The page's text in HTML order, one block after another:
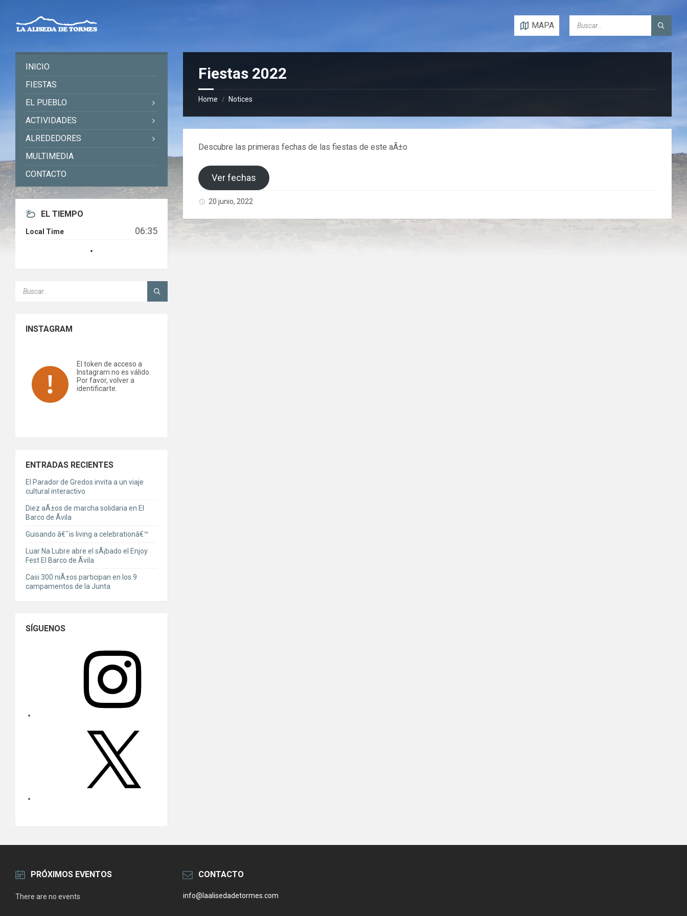
content
sidebar
footer
MAPA
Fiestas 2022
Home / Notices
Descubre las primeras fechas de las fiestas de este aÃ±o
Ver fechas
20 junio, 2022
INICIO
FIESTAS
EL PUEBLO
ACTIVIDADES
ALREDEDORES
MULTIMEDIA
CONTACTO
EL TIEMPO
Local Time 06:35
INSTAGRAM
El token de acceso a
Instagram no es válido.
Por favor, volver a
identificarte.
ENTRADAS RECIENTES
El Parador de Gredos invita a un viaje
cultural interactivo
Diez aÃ±os de marcha solidaria en El
Barco de Ãvila
Guisando â€˜is living a celebrationâ€™
Luar Na Lubre abre el sÃ¡bado el Enjoy
Fest El Barco de Ãvila
Casi 300 niÃ±os participan en los 9
campamentos de la Junta
SÍGUENOS
PRÓXIMOS EVENTOS
There are no events
CONTACTO
info@laalisedadetormes.com